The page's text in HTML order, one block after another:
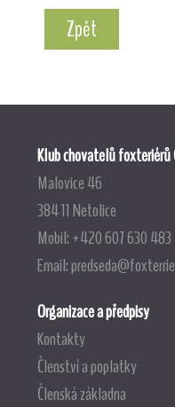
Zpět
Klub chovatelů foxteriérů
Malovice 46
384 11 Netolice
Mobil: +420 607 630 483
Email:
Organizace a předpisy
Kontakty
Členství a poplatky
Členská základna